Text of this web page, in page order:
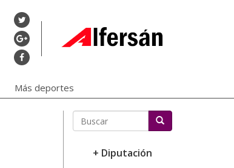
Más deportes
+ Diputación